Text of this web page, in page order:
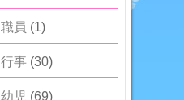
職員 (1)
行事(30)
幼児 (69)